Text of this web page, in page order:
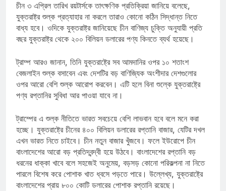
চীন ৩ এপ্রিল তারিখ রয়টার্সকে তাৎক্ষণিক প্রতিক্রিয়া জানিয়ে বলেছে,
যুক্তরাষ্ট্র শুল্ক প্রত্যাহার না করলে তারাও কোনো কঠিন সিদ্ধান্ত নিতে
বাধ্য হবে। ওদিকে যুক্তরাষ্ট্র জানিয়েছে চীন বাণিজ্য চুক্তি অনুযায়ী প্রতি
বছর যুক্তরাষ্ট্র থেকে ২০০ বিলিয়ন ডলারের পণ্য কিনতে ব্যর্থ হয়েছে।
ট্রাম্প আরও জানান, তিনি যুক্তরাষ্ট্রে সব আমদানির ওপর ১০ শতাংশ
বেজলাইন শুল্ক বসাবেন এবং দেশটির বড় বাণিজ্যিক অংশীদার দেশগুলোর
ওপর আরো বেশি শুল্ক আরোপ করবেন। এটি হলে বিনা শুল্কে যুক্তরাষ্ট্রে
পণ্য রপ্তানির সুবিধা আর পাওয়া যাবে না।
ট্রাম্পের এ শুল্ক নীতিতে ভারত সবচেয়ে বেশি লাভবান হবে বলে মনে করা
হচ্ছে। যুক্তরাষ্ট্রে চীনের ৪০০ বিলিয়ন ডলারের রপ্তানি বাজার, যেটির দখল
এখন ভারত নিতে চাইবে। চীন নতুন বাজার খুঁজবে। ফলে ইউরোপে চীন
বাংলাদেশের আরো বড় প্রতিদ্বন্দ্বী হয়ে উঠবে। বাংলাদেশের রপ্তানি বড়
ধরনের ধাক্কা খাবে বলে সহজেই অনুমেয়, বড়সড় কোনো পরিকল্পনা না নিতে
পারলে বিশেষ করে পোশাক খাত ধ্বসে পড়তে পারে। উল্লেখ্য, যুক্তরাষ্ট্রে
বাংলাদেশের প্রায় ৮০০ কোটি ডলারের পোশাক রপ্তানি রয়েছে।